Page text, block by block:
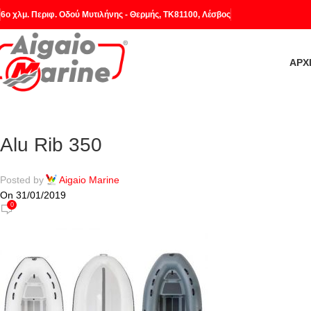
6o χλμ. Περιφ. Οδού Μυτιλήνης - Θερμής, ΤΚ81100, Λέσβος
Alu Rib 350
Posted by
Aigaio Marine
On 31/01/2019
0